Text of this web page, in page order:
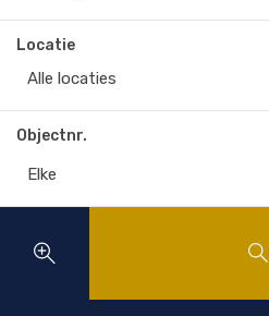
Locatie
Alle locaties
Objectnr.